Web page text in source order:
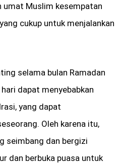
umat Muslim kesempatan
cukup untuk menjalankan
selama bulan Ramadan
dapat menyebabkan
yang dapat
Oleh karena itu,
seimbang dan bergizi
dan berbuka puasa untuk